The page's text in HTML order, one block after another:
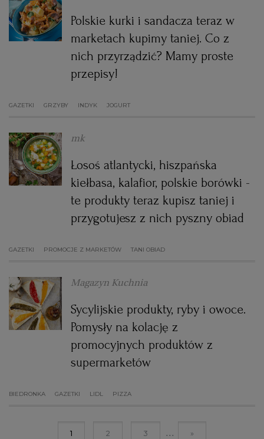
Polskie kurki i sandacza teraz w
marketach kupimy taniej. Co z
nich przyrządzić? Mamy proste
przepisy!
GAZETKI GRZYBY INDYK JOGURT
mk
Łosoś atlantycki, hiszpańska
kiełbasa, kalafior, polskie borówki -
te produkty teraz kupisz taniej i
przygotujesz z nich pyszny obiad
GAZETKI PROMOCJE Z MARKETÓW TANI OBIAD
Magazyn Kuchnia
Sycylijskie produkty, ryby i owoce.
Pomysły na kolację z
promocyjnych produktów z
supermarketów
BIEDRONKA GAZETKI LIDL PIZZA
1 2 3 ... »